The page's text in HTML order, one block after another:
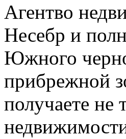
Агентво
Несебр и
Южного
прибрежной
получаете не